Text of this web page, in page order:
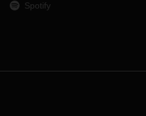
Spotify